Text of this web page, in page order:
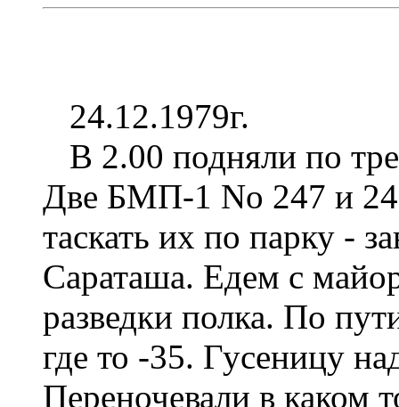
24.12.1979г.
В 2.00 подняли по
Две БМП-1 No 247 и
таскать их по парку -
Сараташа. Едем с
разведки полка. По
где то -35. Гусеницу
Переночевали в каком